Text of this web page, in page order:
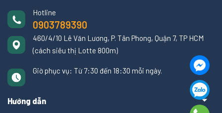
Hotline
0903789390
460/4/10 Lê Văn Lương, P. Tân Phong, Quận 7, TP HCM
(cách siêu thị Lotte 800m)
Giờ phục vụ: Từ 7:30 đến 18:30 mỗi ngày.
Hướng dẫn